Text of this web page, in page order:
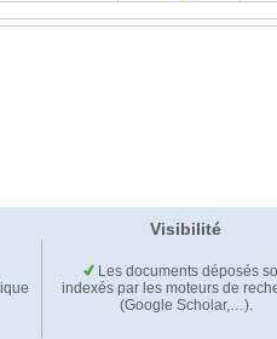
Visibilité
Les documents déposés
indexés par les moteurs de
(Google Scholar,…).